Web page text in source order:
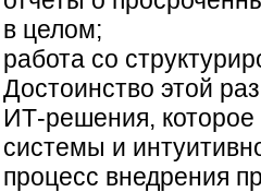
в целом;
работа со
Достоинство этой
ИТ-решения,
системы и
процесс внедрения